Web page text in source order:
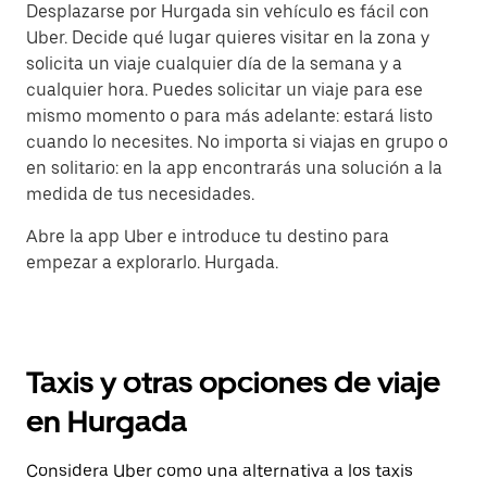
Desplazarse por Hurgada sin vehículo es fácil con
Uber. Decide qué lugar quieres visitar en la zona y
solicita un viaje cualquier día de la semana y a
cualquier hora. Puedes solicitar un viaje para ese
mismo momento o para más adelante: estará listo
cuando lo necesites. No importa si viajas en grupo o
en solitario: en la app encontrarás una solución a la
medida de tus necesidades.
Abre la app Uber e introduce tu destino para
empezar a explorarlo. Hurgada.
Taxis y otras opciones de viaje
en Hurgada
Considera Uber como una alternativa a los taxis